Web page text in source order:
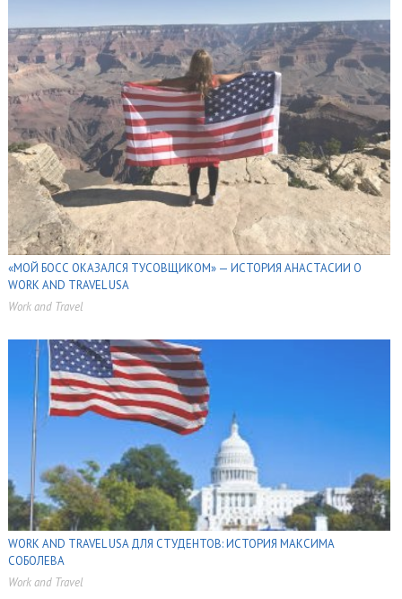
«МОЙ БОСС ОКАЗАЛСЯ ТУСОВЩИКОМ» — ИСТОРИЯ АНАСТАСИИ О
WORK AND TRAVEL USA
Work and Travel
WORK AND TRAVEL USA ДЛЯ СТУДЕНТОВ: ИСТОРИЯ МАКСИМА
СОБОЛЕВА
Work and Travel